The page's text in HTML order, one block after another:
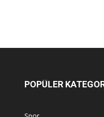
POPÜLER